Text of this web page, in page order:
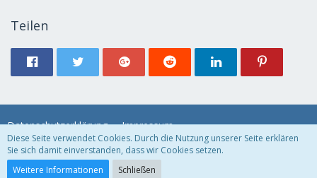
Teilen
Datenschutzerklärung Impressum
Community-Software:
Diese Seite verwendet Cookies. Durch die Nutzung unserer Seite erklären
Sie sich damit einverstanden, dass wir Cookies setzen.
Weitere Informationen
Schließen